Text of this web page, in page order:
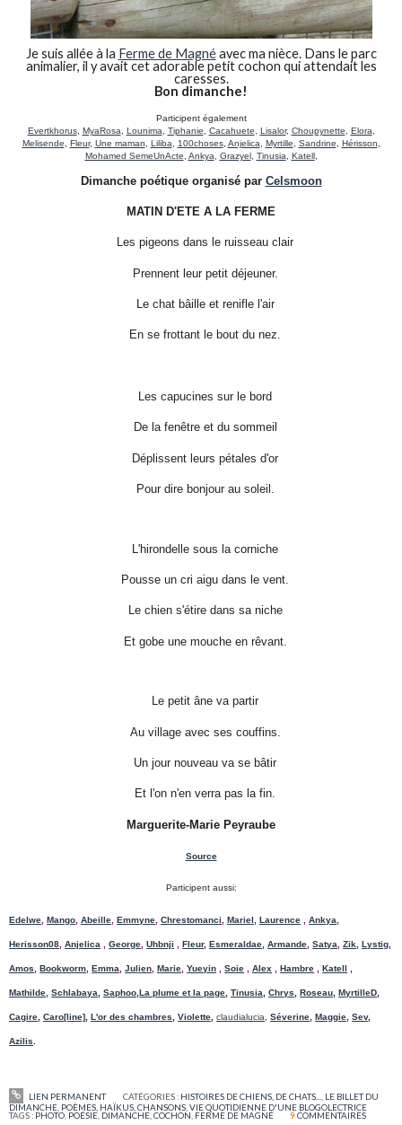
Je suis allée à la Ferme de Magnéavec ma nièce. Dans le parc
animalier, il y avait cet adorable petit cochon qui attendait les
caresses.
Bon dimanche!
Participent également
Evertkhorus, MyaRosa, Lounima, Tiphanie, Cacahuete, Lisalor, Choupynette, Elora,
Melisende, Fleur, Une maman, Liliba, 100choses, Anjelica, Myrtille, Sandrine, Hérisson,
Mohamed SemeUnActe, Ankya, Grazyel, Tinusia, Katell,
Dimanche poétique organisé par Celsmoon
MATIN D'ETE A LA FERME
Les pigeons dans le ruisseau clair
Prennent leur petit déjeuner.
Le chat bâille et renifle l'air
En se frottant le bout du nez.
Les capucines sur le bord
De la fenêtre et du sommeil
Déplissent leurs pétales d'or
Pour dire bonjour au soleil.
L'hirondelle sous la corniche
Pousse un cri aigu dans le vent.
Le chien s'étire dans sa niche
Et gobe une mouche en rêvant.
Le petit âne va partir
Au village avec ses couffins.
Un jour nouveau va se bâtir
Et l'on n'en verra pas la fin.
Marguerite-Marie Peyraube
Source
Participent aussi:
Edelwe ,Mango ,Abeille ,Emmyne ,Chrestomanci ,Mariel, Laurence ,Ankya
Herisson08 ,Anjelica ,George ,Uhbnji ,Fleur,Esmeraldae ,Armande ,Satya ,Zik ,Lystig
Amos ,Bookworm ,Emma ,Julien ,Marie ,Yueyin ,Soie ,Alex ,Hambre ,Katell
Mathilde, Schlabaya ,Saphoo ,La plume et la page ,Tinusia ,Chrys ,Roseau ,MyrtilleD
Cagire ,Caro[line] ,L'or des chambres ,Violette claudialucia ,Séverine ,Maggie ,Sev,
Azilis
LIEN PERMANENT CATÉGORIES : HISTOIRES DE CHIENS, DE CHATS...
LE BILLET DU
DIMANCHE POÈMES, HAÏKUS, CHANSONS ,VIE QUOTIDIENNE D'UNE BLOGOLECTRICE
TAGS : PHOTO POÉSIE DIMANCHE ,COCHON FERME DE MAGNÉ 9COMMENTAIRES